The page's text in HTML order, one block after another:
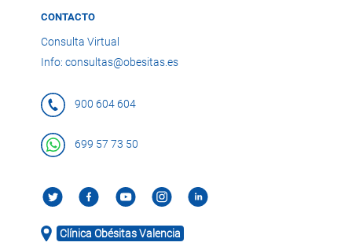
CONTACTO
Consulta Virtual
Info: consultas@obesitas.es
900 604 604
699 57 73 50
Clínica Obésitas Valencia